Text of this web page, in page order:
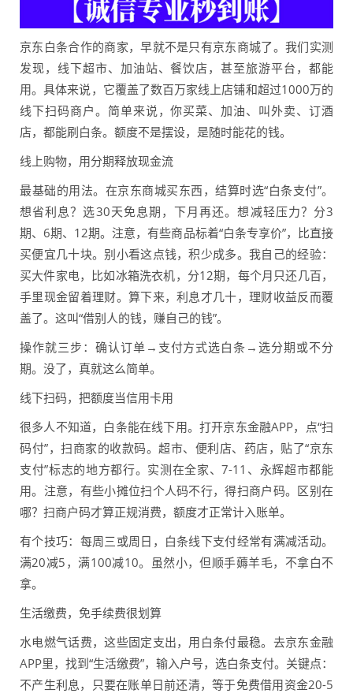
京东白条合作的商家，早就不是只有京东商城了。我们实测
发现，线下超市、加油站、餐饮店，甚至旅游平台，都能
用。具体来说，它覆盖了数百万家线上店铺和超过1000万的
线下扫码商户。简单来说，你买菜、加油、叫外卖、订酒
店，都能刷白条。额度不是摆设，是随时能花的钱。
线上购物，用分期释放现金流
最基础的用法。在京东商城买东西，结算时选“白条支付”。
想省利息？选30天免息期，下月再还。想减轻压力？分3
期、6期、12期。注意，有些商品标着“白条专享价”，比直接
买便宜几十块。别小看这点钱，积少成多。我自己的经验：
买大件家电，比如冰箱洗衣机，分12期，每个月只还几百，
手里现金留着理财。算下来，利息才几十，理财收益反而覆
盖了。这叫“借别人的钱，赚自己的钱”。
操作就三步：确认订单→支付方式选白条→选分期或不分
期。没了，真就这么简单。
线下扫码，把额度当信用卡用
很多人不知道，白条能在线下用。打开京东金融APP，点“扫
码付”，扫商家的收款码。超市、便利店、药店，贴了“京东
支付”标志的地方都行。实测在全家、7-11、永辉超市都能
用。注意，有些小摊位扫个人码不行，得扫商户码。区别在
哪？扫商户码才算正规消费，额度才正常计入账单。
有个技巧：每周三或周日，白条线下支付经常有满减活动。
满20减5，满100减10。虽然小，但顺手薅羊毛，不拿白不
拿。
生活缴费，免手续费很划算
水电燃气话费，这些固定支出，用白条付最稳。去京东金融
APP里，找到“生活缴费”，输入户号，选白条支付。关键点：
不产生利息，只要在账单日前还清，等于免费借用资金20-5